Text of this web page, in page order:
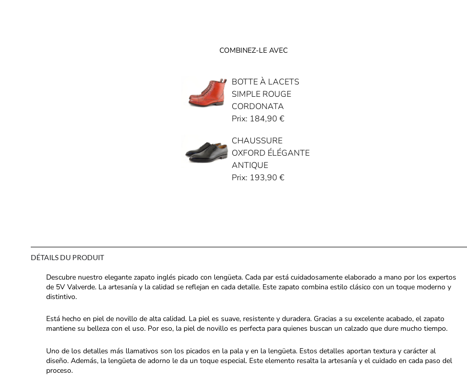
COMBINEZ-LE AVEC
BOTTE À LACETS
SIMPLE ROUGE
CORDONATA
Prix: 184,90€
CHAUSSURE
OXFORD ÉLÉGANTE
ANTIQUE
Prix: 193,90€
DÉTAILS DU PRODUIT
Descubre nuestro elegante zapato inglés picado con lengüeta. Cada par está cuidadosamente elaborado a mano por los expertos
de 5V Valverde. La artesanía y la calidad se reflejan en cada detalle. Este zapato combina estilo clásico con un toque moderno y
distintivo.
Está hecho en piel de novillo de alta calidad. La piel es suave, resistente y duradera. Gracias a su excelente acabado, el zapato
mantiene su belleza con el uso. Por eso, la piel de novillo es perfecta para quienes buscan un calzado que dure mucho tiempo.
Uno de los detalles más llamativos son los picados en la pala y en la lengüeta. Estos detalles aportan textura y carácter al
diseño. Además, la lengüeta de adorno le da un toque especial. Este elemento resalta la artesanía y el cuidado en cada paso del
proceso.